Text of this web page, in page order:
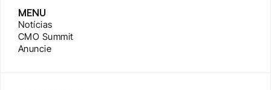
MENU
Notícias
CMO Summit
Anuncie